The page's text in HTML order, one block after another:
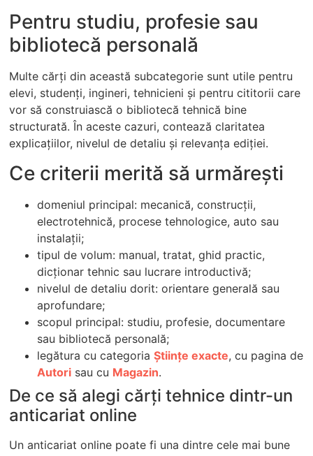
Pentru studiu, profesie sau
bibliotecă personală
Multe cărți din această subcategorie sunt utile pentru
elevi, studenți, ingineri, tehnicieni și pentru cititorii care
vor să construiască o bibliotecă tehnică bine
structurată. În aceste cazuri, contează claritatea
explicațiilor, nivelul de detaliu și relevanța ediției.
Ce criterii merită să urmărești
domeniul principal: mecanică, construcții,
electrotehnică, procese tehnologice, auto sau
instalații;
tipul de volum: manual, tratat, ghid practic,
dicționar tehnic sau lucrare introductivă;
nivelul de detaliu dorit: orientare generală sau
aprofundare;
scopul principal: studiu, profesie, documentare
sau bibliotecă personală;
legătura cu categoriaȘtiințe exacte, cu pagina de
Autori sau cu Magazin.
De ce să alegi cărți tehnice dintr-un
anticariat online
Un anticariat online poate fi una dintre cele mai bune